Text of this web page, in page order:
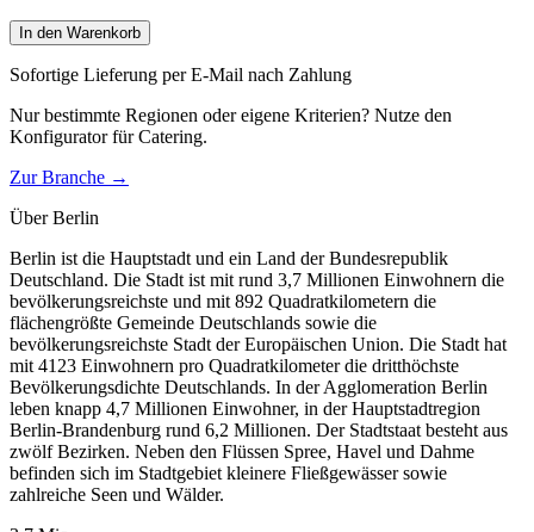
In den Warenkorb
Sofortige Lieferung per E-Mail nach Zahlung
Nur bestimmte Regionen oder eigene Kriterien? Nutze den
Konfigurator fürCatering.
Zur Branche →
ÜberBerlin
Berlin ist die Hauptstadt und ein Land der Bundesrepublik
Deutschland. Die Stadt ist mit rund 3,7 Millionen Einwohnern die
bevölkerungsreichste und mit 892 Quadratkilometern die
flächengrößte Gemeinde Deutschlands sowie die
bevölkerungsreichste Stadt der Europäischen Union. Die Stadt hat
mit 4123 Einwohnern pro Quadratkilometer die dritthöchste
Bevölkerungsdichte Deutschlands. In der Agglomeration Berlin
leben knapp 4,7 Millionen Einwohner, in der Hauptstadtregion
Berlin-Brandenburg rund 6,2 Millionen. Der Stadtstaat besteht aus
zwölf Bezirken. Neben den Flüssen Spree, Havel und Dahme
befinden sich im Stadtgebiet kleinere Fließgewässer sowie
zahlreiche Seen und Wälder.